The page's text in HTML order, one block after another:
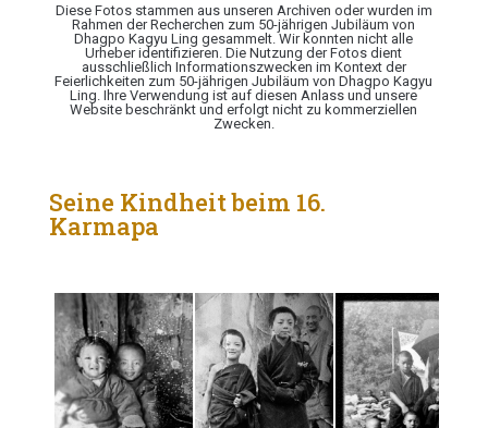
Diese Fotos stammen aus unseren Archiven oder wurden im
Rahmen der Recherchen zum 50-jährigen Jubiläum von
Dhagpo Kagyu Ling gesammelt. Wir konnten nicht alle
Urheber identifizieren. Die Nutzung der Fotos dient
ausschließlich Informationszwecken im Kontext der
Feierlichkeiten zum 50-jährigen Jubiläum von Dhagpo Kagyu
Ling. Ihre Verwendung ist auf diesen Anlass und unsere
Website beschränkt und erfolgt nicht zu kommerziellen
Zwecken.
Seine Kindheit beim 16.
Karmapa